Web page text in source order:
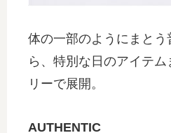
体の一部のようにまと
ら、特別な日のアイテ
リーで展開。
AUTHENTIC